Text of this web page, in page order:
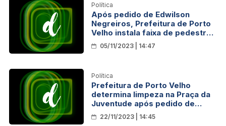
Política
Após pedido de Edwilson
Negreiros, Prefeitura de Porto
Velho instala faixa de pedestres
em área escolar
05/11/2023 | 14:47
Política
Prefeitura de Porto Velho
determina limpeza na Praça da
Juventude após pedido de
Edwilson Negreiros
22/11/2023 | 14:45